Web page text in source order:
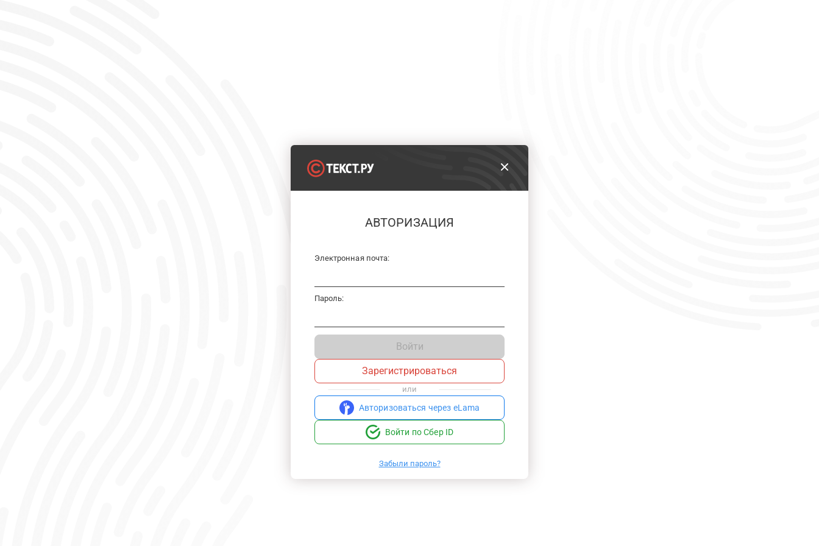
АВТОРИЗАЦИЯ
Электронная почта:
Пароль:
Войти
Зарегистрироваться
или
Авторизоваться через eLama
Войти по Сбер ID
Забыли пароль?